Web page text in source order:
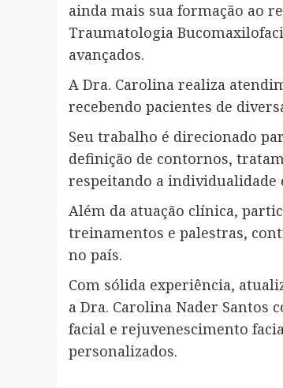
ainda mais sua formação ao
Traumatologia
avançados.
A Dra. Carolina realiza
recebendo pacientes de
Seu trabalho é direcionado
definição de contornos,
respeitando a individualidade
Além da atuação clínica,
treinamentos e palestras,
no país.
Com sólida experiência,
a Dra. Carolina Nader Santos
facial e rejuvenescimento
personalizados.